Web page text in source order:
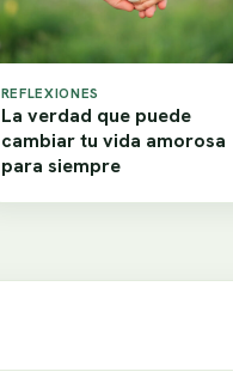
REFLEXIONES
La verdad que puede
cambiar tu vida amorosa
para siempre